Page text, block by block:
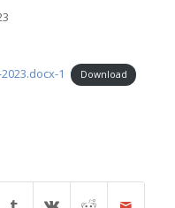
1
Download